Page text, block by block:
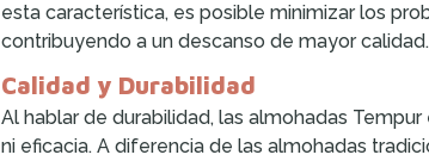
esta característica, es posible minimizar los
contribuyendo a un descanso de mayor calidad.
Calidad y Durabilidad
Al hablar de durabilidad, las almohadas
ni eficacia. A diferencia de las almohadas